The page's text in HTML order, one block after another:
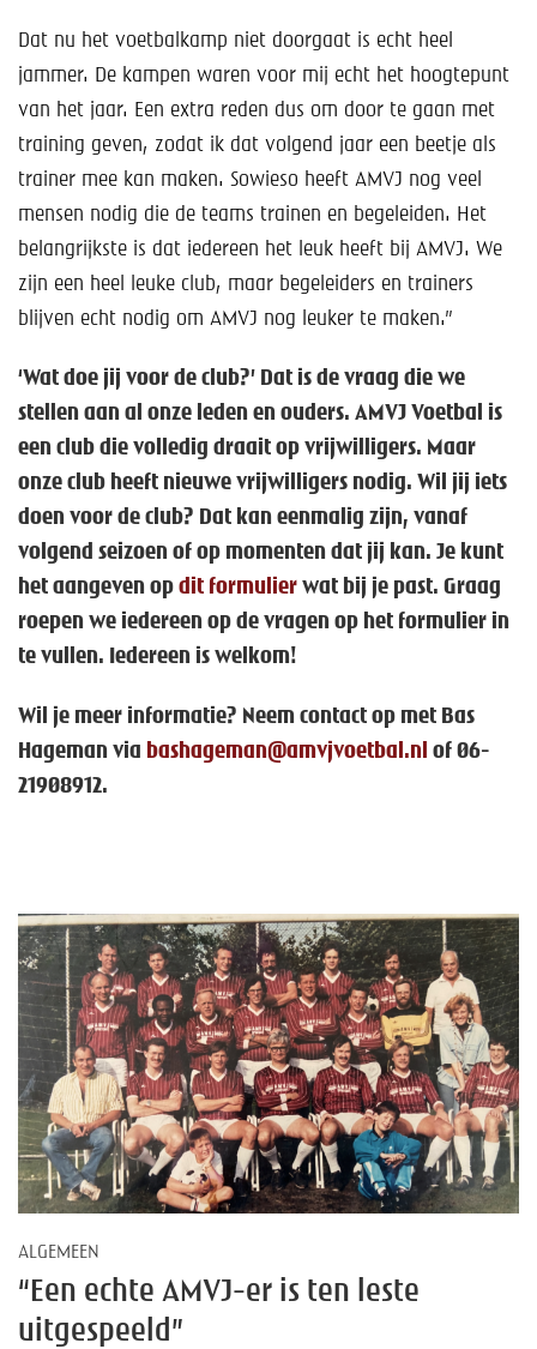
Dat nu het voetbalkamp niet doorgaat is echt heel
jammer. De kampen waren voor mij echt het hoogtepunt
van het jaar. Een extra reden dus om door te gaan met
training geven, zodat ik dat volgend jaar een beetje als
trainer mee kan maken. Sowieso heeft AMVJ nog veel
mensen nodig die de teams trainen en begeleiden. Het
belangrijkste is dat iedereen het leuk heeft bij AMVJ. We
zijn een heel leuke club, maar begeleiders en trainers
blijven echt nodig om AMVJ nog leuker te maken.”
‘Wat doe jij voor de club?’ Dat is de vraag die we
stellen aan al onze leden en ouders. AMVJ Voetbal is
een club die volledig draait op vrijwilligers. Maar
onze club heeft nieuwe vrijwilligers nodig. Wil jij iets
doen voor de club? Dat kan eenmalig zijn, vanaf
volgend seizoen of op momenten dat jij kan. Je kunt
het aangeven op dit formulier wat bij je past. Graag
roepen we iedereen op de vragen op het formulier in
te vullen. Iedereen is welkom!
Wil je meer informatie? Neem contact op met Bas
Hageman via bashageman@amvjvoetbal.nl of 06-
21908912.
ALGEMEEN
“Een echte AMVJ-er is ten leste
uitgespeeld”